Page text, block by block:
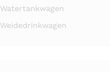
Watertankwagen
Weidedrinkwagen